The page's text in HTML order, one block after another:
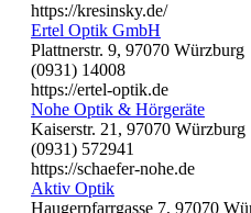
https://kresinsky.de/
Ertel Optik GmbH
Plattnerstr. 9, 97070 Würzburg
(0931) 14008
https://ertel-optik.de
Nohe Optik & Hörgeräte
Kaiserstr. 21, 97070 Würzburg
(0931) 572941
https://schaefer-nohe.de
Aktiv Optik
Haugerpfarrgasse 7, 97070